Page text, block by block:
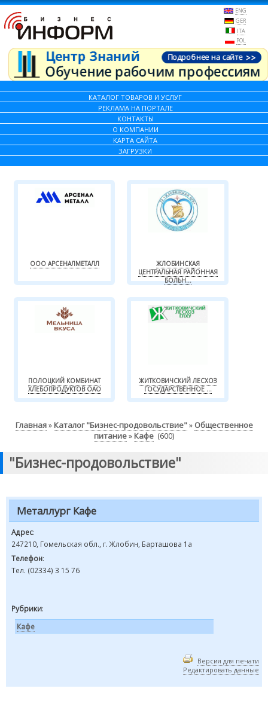
ENG
GER
ITA
POL
КАТАЛОГ ТОВАРОВ И УСЛУГ
РЕКЛАМА НА ПОРТАЛЕ
КОНТАКТЫ
О КОМПАНИИ
КАРТА САЙТА
ЗАГРУЗКИ
ООО АРСЕНАЛМЕТАЛЛ
ЖЛОБИНСКАЯ
ЦЕНТРАЛЬНАЯ РАЙОННАЯ
БОЛЬН...
ПОЛОЦКИЙ КОМБИНАТ
ХЛЕБОПРОДУКТОВ ОАО
ЖИТКОВИЧСКИЙ ЛЕСХОЗ
ГОСУДАРСТВЕННОЕ ...
Главная» Каталог "Бизнес-продовольствие"» Общественное
питание» Кафе(600)
"Бизнес-продовольствие"
Металлург Кафе
Адрес:
247210, Гомельская обл., г. Жлобин, Барташова 1а
Телефон:
Тел. (02334) 3 15 76
Рубрики:
Кафе
Версия для печати
Редактировать данные